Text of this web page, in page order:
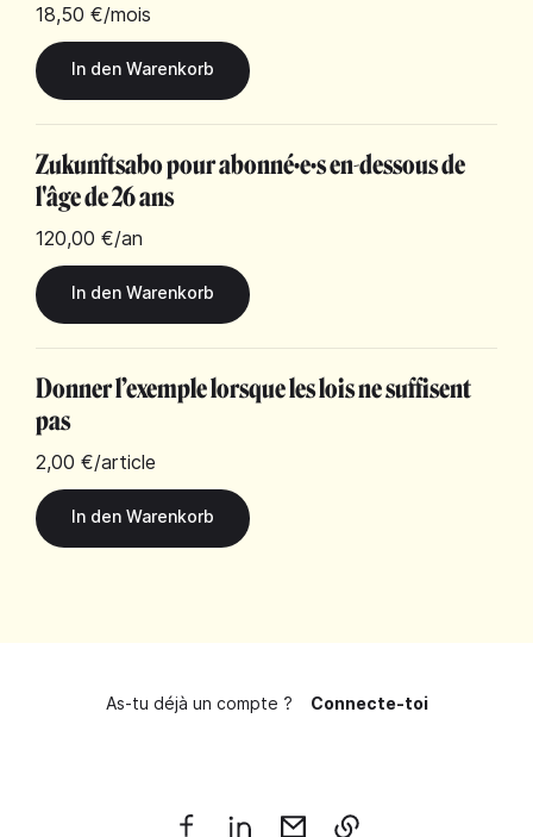
18,50 €/mois
Zukunftsabo pour abonné·e·s en-dessous de
l'âge de 26 ans
120,00 €/an
Donner l’exemple lorsque les lois ne suffisent
pas
2,00 €/article
As-tu déjà un compte ? Connecte-toi